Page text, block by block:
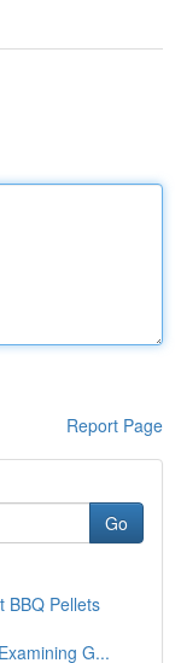
Report Page
Go
BBQ Pellets
G...